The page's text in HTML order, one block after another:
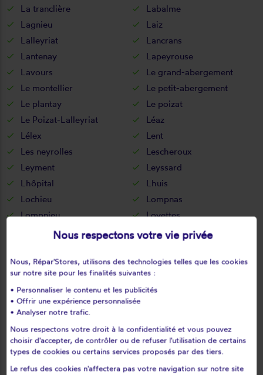
La tranclière
Labalme
Lagnieu
Laiz
Lalleyriat
Lancrans
Lantenay
Lapeyrouse
Lavours
Le grand-abergement
Le montellier
Le petit-abergement
Le plantay
Le poizat
Le Poizat-Lalleyriat
Léaz
Lélex
Lent
Les neyrolles
Lescheroux
Leyment
Leyssard
Lhôpital
Lhuis
Lochieu
Lompnas
Lompnieu
Loyettes
L'abergement-clémenciat
Maillat
Malafretaz
Mantenay-montlin
Manziat
Marboz
Marchamp
Marignieu
Marsonnas
Martignat
Massieux
Massignieu-de-rives
Matafelon-granges
Meillonnas
Nous respectons votre vie privée
Nous, Répar'Stores, utilisons des technologies telles que les cookies
sur notre site pour les finalités suivantes :
• Personnaliser le contenu et les publicités
• Offrir une expérience personnalisée
• Analyser notre trafic.
Nous respectons votre droit à la confidentialité et vous pouvez
choisir d'accepter, de contrôler ou de refuser l'utilisation de certains
types de cookies ou certains services proposés par des tiers.
Le refus des cookies n'affectera pas votre navigation sur notre site